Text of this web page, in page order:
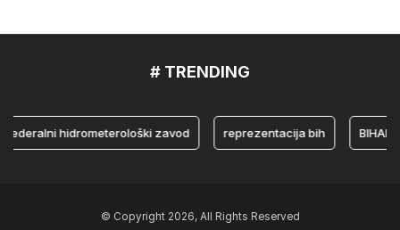
# TRENDING
hidrometerološki zavod reprezentacija bih BIHAMK
© Copyright 2026, All Rights Reserved